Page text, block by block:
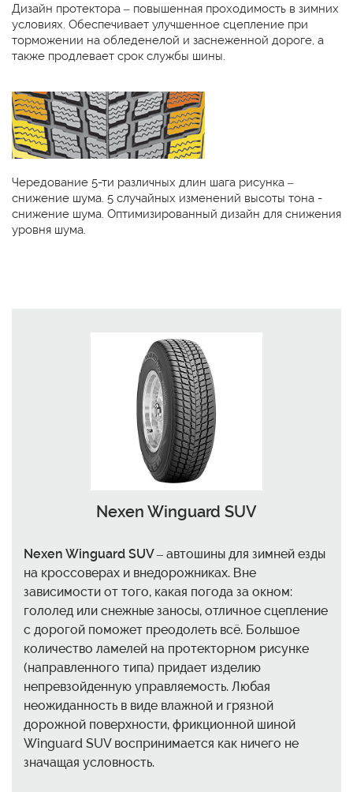
Дизайн протектора – повышенная проходимость в зимних
условиях. Обеспечивает улучшенное сцепление при
торможении на обледенелой и заснеженной дороге, а
также продлевает срок службы шины.
Чередование 5-ти различных длин шага рисунка –
снижение шума. 5 случайных изменений высоты тона -
снижение шума. Оптимизированный дизайн для снижения
уровня шума.
Nexen Winguard SUV
Nexen Winguard SUV– автошины для зимней езды
на кроссоверах и внедорожниках. Вне
зависимости от того, какая погода за окном:
гололед или снежные заносы, отличное сцепление
с дорогой поможет преодолеть всё. Большое
количество ламелей на протекторном рисунке
(направленного типа) придает изделию
непревзойденную управляемость. Любая
неожиданность в виде влажной и грязной
дорожной поверхности, фрикционной шиной
Winguard SUV воспринимается как ничего не
значащая условность.